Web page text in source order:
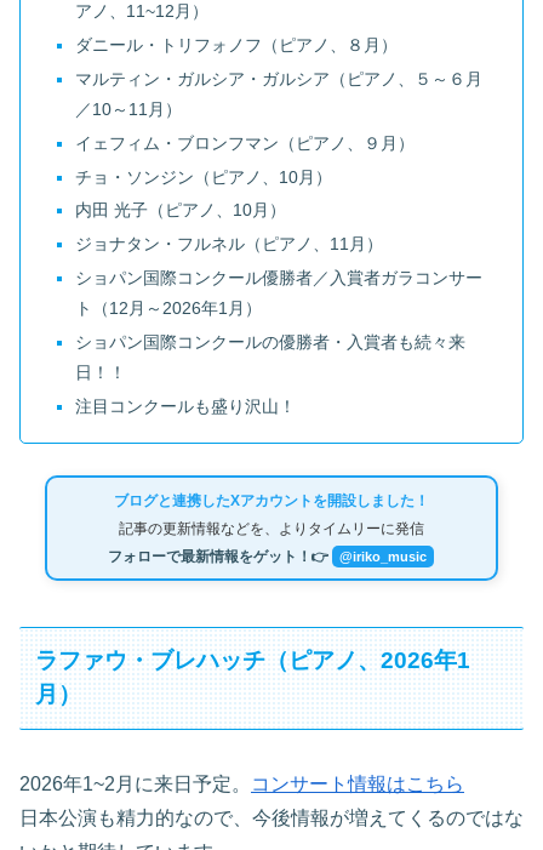
アノ、11~12月）
ダニール・トリフォノフ（ピアノ、８月）
マルティン・ガルシア・ガルシア（ピアノ、５～６月
／10～11月）
イェフィム・ブロンフマン（ピアノ、９月）
チョ・ソンジン（ピアノ、10月）
内田 光子（ピアノ、10月）
ジョナタン・フルネル（ピアノ、11月）
ショパン国際コンクール優勝者／入賞者ガラコンサー
ト（12月～2026年1月）
ショパン国際コンクールの優勝者・入賞者も続々来
日！！
注目コンクールも盛り沢山！
ブログと連携したXアカウントを開設しました！
記事の更新情報などを、よりタイムリーに発信
フォローで最新情報をゲット！👉 @iriko_music
ラファウ・ブレハッチ（ピアノ、2026年1
月）
2026年1~2月に来日予定。
コンサート情報はこちら
日本公演も精力的なので、今後情報が増えてくるのではな